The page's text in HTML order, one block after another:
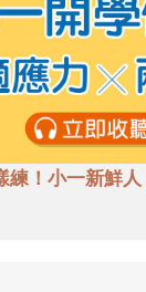
練！小一新鮮人